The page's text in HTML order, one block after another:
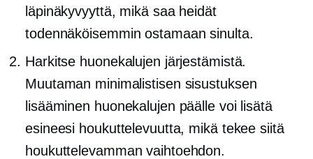
läpinäkyvyyttä, mikä saa heidät
todennäköisemmin ostamaan sinulta.
Harkitse huonekalujen järjestämistä.
Muutaman minimalistisen sisustuksen
lisääminen huonekalujen päälle voi lisätä
esineesi houkuttelevuutta, mikä tekee siitä
houkuttelevamman vaihtoehdon.